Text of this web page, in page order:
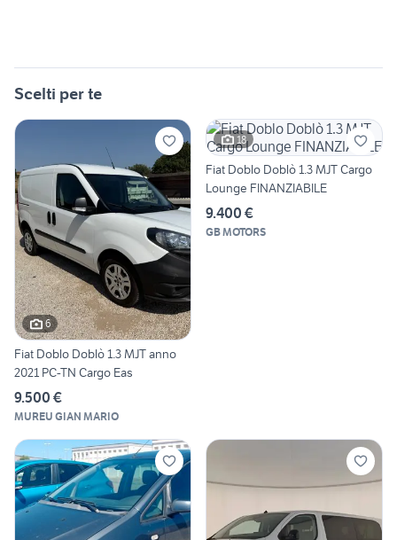
Scelti per te
6
Fiat Doblo Doblò 1.3 MJT anno
2021 PC-TN Cargo Eas
9.500 €
MUREU GIAN MARIO
18
Fiat Doblo Doblò 1.3 MJT Cargo
Lounge FINANZIABILE
9.400 €
GB MOTORS